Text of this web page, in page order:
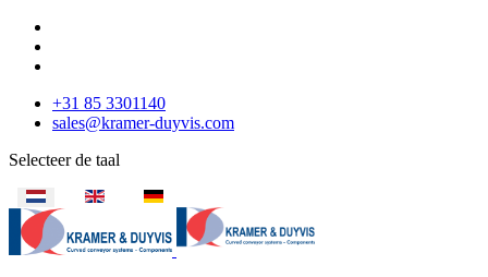
+31 85 3301140
sales@kramer-duyvis.com
Selecteer de taal